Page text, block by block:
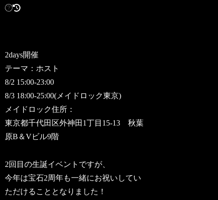
2days開催
テーマ：ホスト
8/2 15:00-23:00
8/3 18:00-25:00(メイドロック東京)
メイドロック住所：
東京都千代田区外神田1丁目15-13 秋葉
原B＆Vビル9階
2回目の生誕イベントですが、
今年は宝石2周年も一緒にお祝いしてい
ただけることとなりました！